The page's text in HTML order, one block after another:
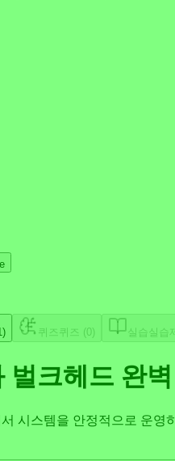
) 퀴즈 퀴즈 (0 ) 실습실습
벌크헤드 완
시스템을 안정적으로 운영